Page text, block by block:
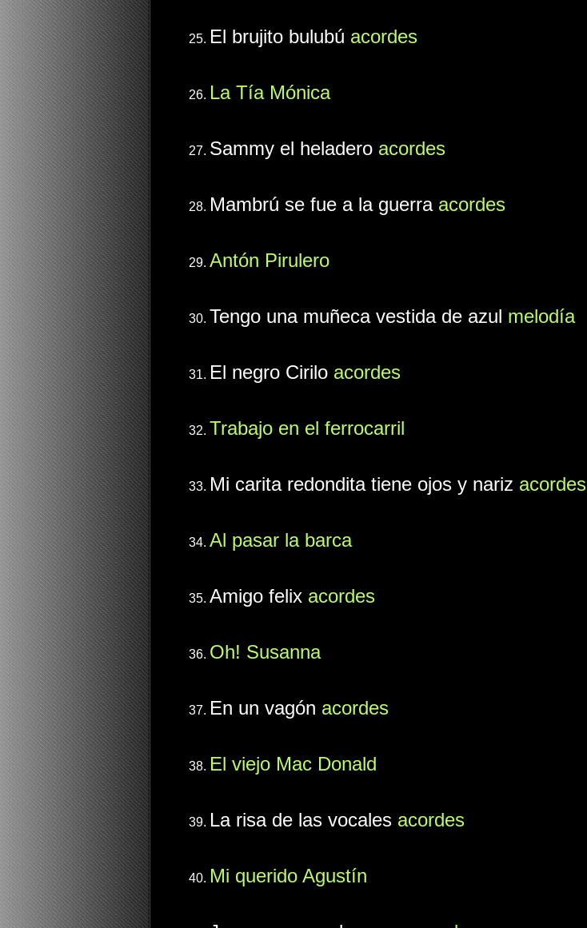
El brujito bulubú acordes
La Tía Mónica
Sammy el heladero acordes
Mambrú se fue a la guerra acordes
Antón Pirulero
Tengo una muñeca vestida de azul melodía
El negro Cirilo acordes
Trabajo en el ferrocarril
Mi carita redondita tiene ojos y nariz acordes
Al pasar la barca
Amigo felix acordes
Oh! Susanna
En un vagón acordes
El viejo Mac Donald
La risa de las vocales acordes
Mi querido Agustín